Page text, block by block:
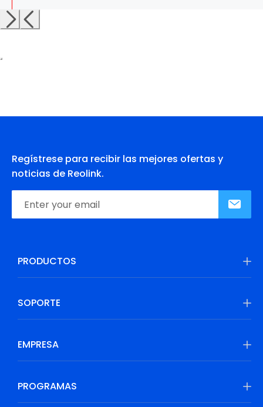
Regístrese para recibir las mejores ofertas y
noticias de Reolink.
PRODUCTOS
SOPORTE
EMPRESA
PROGRAMAS